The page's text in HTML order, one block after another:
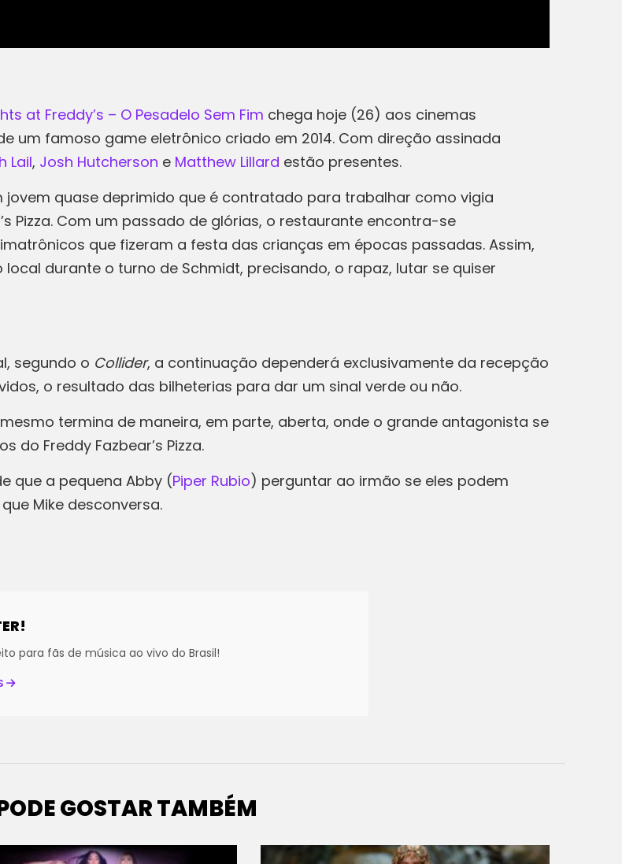
at Freddy’s – O Pesadelo Sem Fim chega hoje (26) aos cinemas
um famoso game eletrônico criado em 2014. Com direção assinada
Lail, Josh Hutcherson e Matthew Lillard estão presentes.
jovem quase deprimido que é contratado para trabalhar como vigia
Pizza. Com um passado de glórias, o restaurante encontra-se
que fizeram a festa das crianças em épocas passadas. Assim,
durante o turno de Schmidt, precisando, o rapaz, lutar se quiser
segundo o Collider, a continuação dependerá exclusivamente da recepção
o resultado das bilheterias para dar um sinal verde ou não.
termina de maneira, em parte, aberta, onde o grande antagonista se
Freddy Fazbear’s Pizza.
que a pequena Abby (Piper Rubio) perguntar ao irmão se eles podem
Mike desconversa.
para fãs de música ao vivo do Brasil!
GOSTAR TAMBÉM